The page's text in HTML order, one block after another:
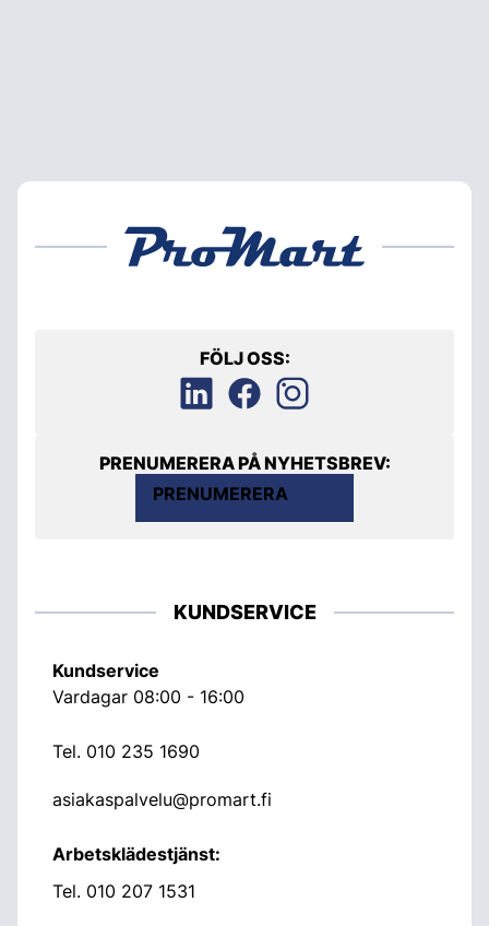
FÖLJ OSS:
PRENUMERERA PÅ NYHETSBREV:
PRENUMERERA
KUNDSERVICE
Kundservice
Vardagar 08:00 - 16:00
Tel. 010 235 1690
asiakaspalvelu@promart.fi
Arbetsklädestjänst:
Tel. 010 207 1531